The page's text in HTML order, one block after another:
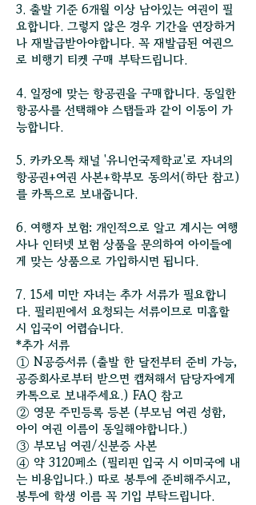
3. 출발 기준 6개월 이상 남아있는 여권이 필
요합니다. 그렇지 않은 경우 기간을 연장하거
나 재발급받아야합니다. 꼭 재발급된 여권으
로 비행기 티켓 구매 부탁드립니다.
4. 일정에 맞는 항공권을 구매합니다. 동일한
항공사를 선택해야 스탭들과 같이 이동이 가
능합니다.
5. 카카오톡 채널 '유니언국제학교'로 자녀의
항공권+여권 사본+학부모 동의서(하단 참고)
를 카톡으로 보내줍니다.
6. 여행자 보험: 개인적으로 알고 계시는 여행
사나 인터넷 보험 상품을 문의하여 아이들에
게 맞는 상품으로 가입하시면 됩니다.
7. 15세 미만 자녀는 추가 서류가 필요합니
다. 필리핀에서 요청되는 서류이므로 미흡할
시 입국이 어렵습니다.
*추가 서류
① N공증서류 (출발 한 달전부터 준비 가능,
공증회사로부터 받으면 캡쳐해서 담당자에게
카톡으로 보내주세요.) FAQ 참고
② 영문 주민등록 등본 (부모님 여권 성함,
아이 여권 이름이 동일해야합니다.)
③ 부모님 여권/신분증 사본
④ 약 3120페소 (필리핀 입국 시 이미국에 내
는 비용입니다.) 따로 봉투에 준비해주시고,
봉투에 학생 이름 꼭 기입 부탁드립니다.